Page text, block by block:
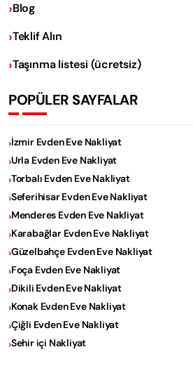
Blog
Teklif Alın
Taşınma listesi (ücretsiz)
POPÜLER SAYFALAR
İzmir Evden Eve Nakliyat
Urla Evden Eve Nakliyat
Torbalı Evden Eve Nakliyat
Seferihisar Evden Eve Nakliyat
Menderes Evden Eve Nakliyat
Karabağlar Evden Eve Nakliyat
Güzelbahçe Evden Eve Nakliyat
Foça Evden Eve Nakliyat
Dikili Evden Eve Nakliyat
Konak Evden Eve Nakliyat
Çiğli Evden Eve Nakliyat
Sehir içi Nakliyat